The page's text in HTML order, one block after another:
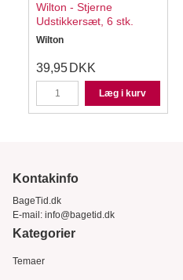
Wilton - Stjerne
Udstikkersæt, 6 stk.
Wilton
39,95 DKK
Læg i kurv
Kontakinfo
BageTid.dk
E-mail: info@bagetid.dk
Kategorier
Temaer